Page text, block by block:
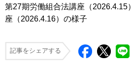
第27期労働組合法講座（2026.4.15
座（2026.4.16）の様子
記事をシェアする